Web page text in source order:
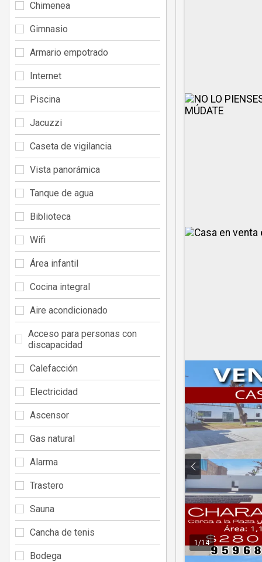
1 /14
Chimenea
Gimnasio
Armario empotrado
Internet
Piscina
Jacuzzi
Caseta de vigilancia
Vista panorámica
Tanque de agua
Biblioteca
Wifi
Área infantil
Cocina integral
Aire acondicionado
Acceso para personas con
discapacidad
Calefacción
Electricidad
Ascensor
Gas natural
Alarma
Trastero
Sauna
Cancha de tenis
Bodega